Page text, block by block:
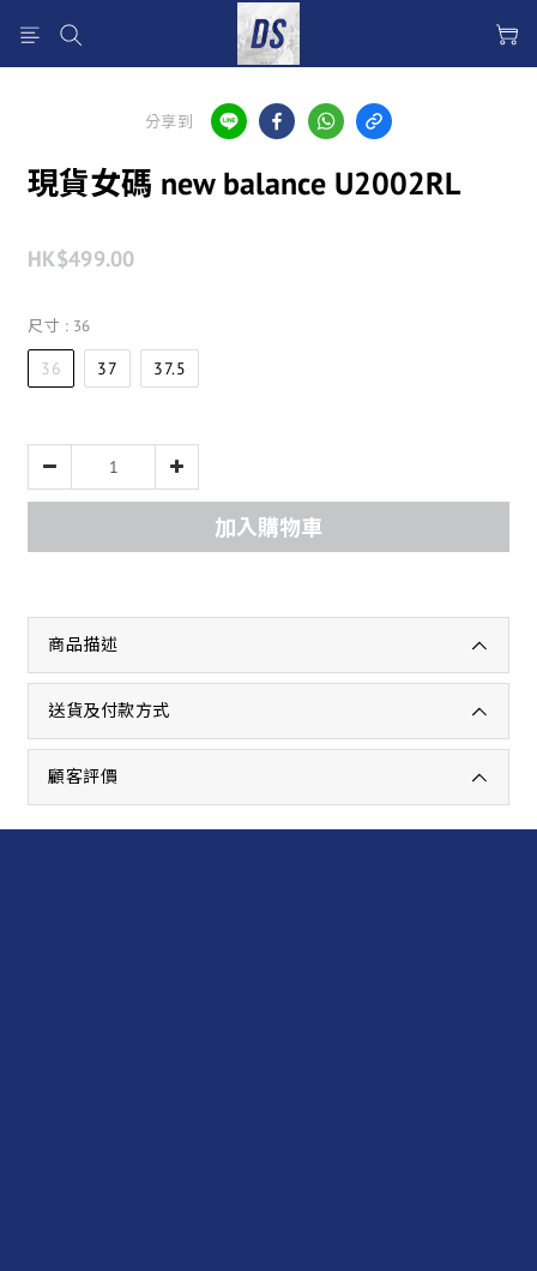
分享到
現貨女碼 new balance U2002RL
HK$499.00
尺寸 : 36
36 37 37.5
加入購物車
商品描述
送貨及付款方式
顧客評價